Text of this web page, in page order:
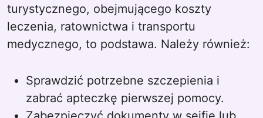
turystycznego, obejmującego koszty
leczenia, ratownictwa i transportu
medycznego, to podstawa. Należy również:
Sprawdzić potrzebne szczepienia i
zabrać apteczkę pierwszej pomocy.